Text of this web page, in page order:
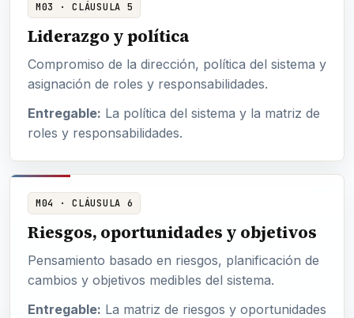
M03 · CLÁUSULA 5
Liderazgo y política
Compromiso de la dirección, política del sistema y
asignación de roles y responsabilidades.
Entregable: La política del sistema y la matriz de
roles y responsabilidades.
M04 · CLÁUSULA 6
Riesgos, oportunidades y objetivos
Pensamiento basado en riesgos, planificación de
cambios y objetivos medibles del sistema.
Entregable: La matriz de riesgos y oportunidades